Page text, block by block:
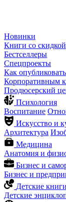
Новинки
Книги со скидкой
Бестселлеры
Спецпроекты
Как
Корпоративным
Продюсерский
Психология
Воспитание
Искусство и
Архитектура
Медицина
Анатомия и
Бизнес и
Бизнес и
Детские книги
Детские